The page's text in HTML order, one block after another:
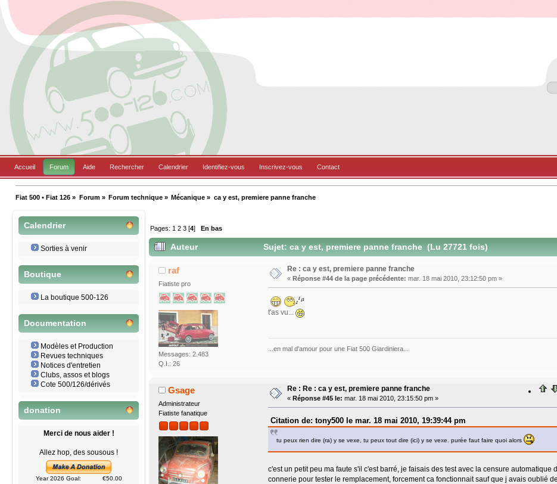
Accueil Forum Aide Rechercher Calendrier Identifiez-vous Inscrivez-vous Contact
Fiat 500 • Fiat 126 » Forum» Forum technique» Mécanique » ca y est, premiere panne franche
Calendrier
Sorties à venir
Boutique
La boutique 500-126
Documentation
Modèles et Production
Revues techniques
Notices d'entretien
Clubs, assos et blogs
Cote 500/126/dérivés
donation
Merci de nous aider !
Allez hop, des sousous !
Year 2026 Goal:
€50.00
Pages: 1 2 3 [4] En bas
Auteur Sujet: ca y est, premiere panne franche (Lu 27721 fois)
raf
Fiatiste pro
Messages: 2.483
Q.I.: 26
Re : ca y est, premiere panne franche
« Réponse #44 de la page précédente: mar. 18 mai 2010, 23:12:50 pm »
t'as vu...
...en mal d'amour pour une Fiat 500 Giardiniera...
Gsage
Administrateur
Fiatiste fanatique
Re : Re : ca y est, premiere panne franche
« Réponse #45 le: mar. 18 mai 2010, 23:15:50 pm »
Citation de: tony500 le mar. 18 mai 2010, 19:39:44 pm
tu peux rien dire (ra) y se vexe, tu peux tout dire (ici) y se vexe. purée faut faire quoi alors
c'est un petit peu ma faute s'il c'est barré, je faisais des test avec la censure
connerie pour tester le remplacement, forcement ca fonctionnait sauf que j avais oublié